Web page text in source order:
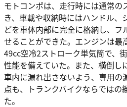
モトコンポは、走行時には通常の
き、車載や収納時にはハンドル、
どを車体内部に完全に格納し、フ
せることができた。エンジンは最
49cc空冷2ストローク単気筒で、
性能を備えていた。また、横倒し
車内に漏れ出さないよう、専用の
点も、トランクバイクならではの
た。